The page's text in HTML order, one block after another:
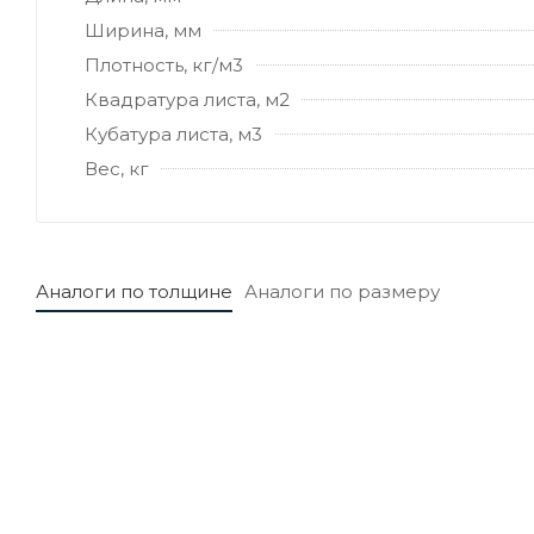
Ширина, мм
Плотность, кг/м3
Квадратура листа, м2
Кубатура листа, м3
Вес, кг
Аналоги по толщине Аналоги по размеру